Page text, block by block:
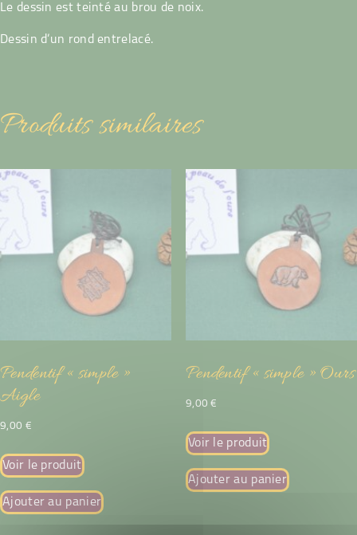
Le dessin est teinté au brou de noix.
Dessin d’un rond entrelacé.
Produits similaires
Pendentif « simple »
Aigle
9,00 €
Voir le produit
Ajouter au panier
Pendentif « simple » Ours
9,00€
Voir le produit
Ajouter au panier